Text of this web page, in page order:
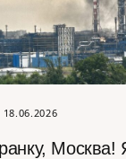
18.06.2026
Москва!